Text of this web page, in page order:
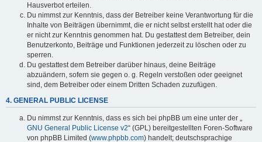
Hausverbot erteilen.
Du nimmst zur Kenntnis, dass der Betreiber keine Verantwortung für die
Inhalte von Beiträgen übernimmt, die er nicht selbst erstellt hat oder die
er nicht zur Kenntnis genommen hat. Du gestattest dem Betreiber, dein
Benutzerkonto, Beiträge und Funktionen jederzeit zu löschen oder zu
sperren.
Du gestattest dem Betreiber darüber hinaus, deine Beiträge
abzuändern, sofern sie gegen o. g. Regeln verstoßen oder geeignet
sind, dem Betreiber oder einem Dritten Schaden zuzufügen.
4. GENERAL PUBLIC LICENSE
Du nimmst zur Kenntnis, dass es sich bei phpBB um eine unter der „
GNU General Public License v2“ (GPL) bereitgestellten Foren-Software
von phpBB Limited (www.phpbb.com) handelt; deutschsprachige